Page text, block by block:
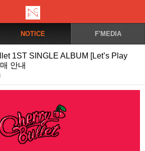
NOTICE F'MEDIA
1ST SINGLE ALBUM [Let’s Play
안내